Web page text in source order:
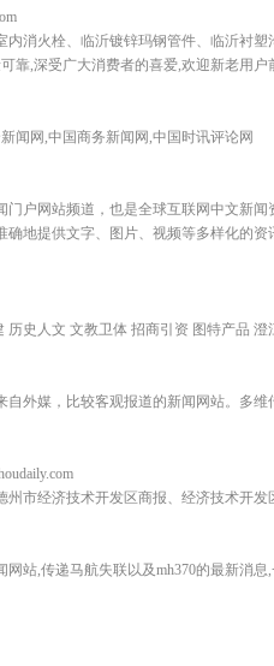
内消火栓、临沂镀锌玛钢管件、临沂衬
靠,深受广大消费者的喜爱,欢迎新老用户
闻网,中国商务新闻网,中国时讯评论网
户网站频道，也是全球互联网中文新
确地提供文字、图片、视频等多样化的
史人文 文教卫体 招商引资 图特产品 澄
自外媒，比较客观报道的新闻网站。多
市经济技术开发区商报、经济技术开
站,传递马航失联以及mh370的最新消息